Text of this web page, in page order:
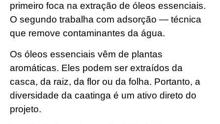
primeiro foca na extração de óleos essenciais.
O segundo trabalha com adsorção — técnica
que remove contaminantes da água.
Os óleos essenciais vêm de plantas
aromáticas. Eles podem ser extraídos da
casca, da raiz, da flor ou da folha. Portanto, a
diversidade da caatinga é um ativo direto do
projeto.